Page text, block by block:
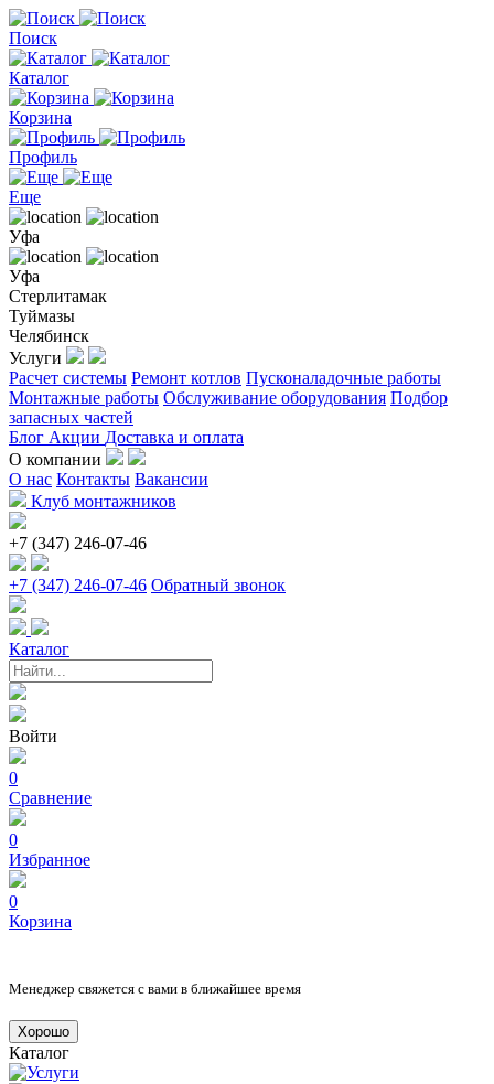
Поиск
Каталог
Корзина
Профиль
Еще
Уфа
Уфа
Стерлитамак
Туймазы
Челябинск
Услуги
Расчет системы Ремонт котлов Пусконаладочные работы
Монтажные работы Обслуживание оборудования Подбор
запасных частей
Блог Акции Доставка и оплата
О компании
О нас Контакты Вакансии
Клуб монтажников
+7 (347) 246-07-46
+7 (347) 246-07-46 Обратный звонок
Каталог
Войти
0
Сравнение
0
Избранное
0
Корзина
Менеджер свяжется с вами в ближайшее время
Хорошо
Каталог